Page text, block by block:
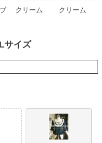
クリーム クリーム
サイズ